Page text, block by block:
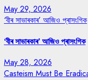
May 29, 2026
‘বীৰ সাভাৰকাৰ’ আজিও প্ৰাসংগিক
‘বীৰ সাভাৰকাৰ’ আজিও প্ৰাসংগিক
May 28, 2026
Casteism Must Be